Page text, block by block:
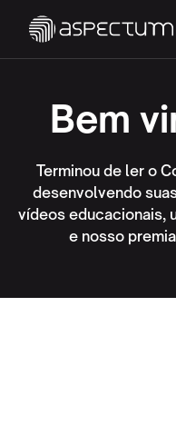
Bem
Terminou de ler o
desenvolvendo
vídeos educacionais,
e nosso